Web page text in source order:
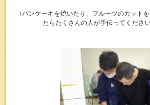
↑パンケーキを焼いたり、フルーツのカット
たらたくさんの人が手伝ってくださ